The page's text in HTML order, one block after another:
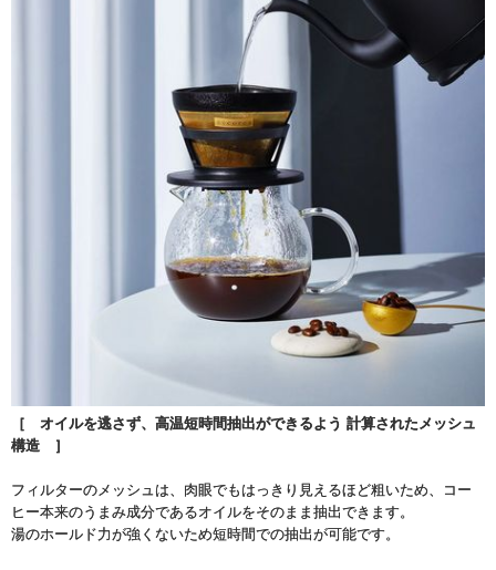
［ オイルを逃さず、高温短時間抽出ができるよう 計算されたメッシュ
構造 ］
フィルターのメッシュは、肉眼でもはっきり見えるほど粗いため、コー
ヒー本来のうまみ成分であるオイルをそのまま抽出できます。
湯のホールド力が強くないため短時間での抽出が可能です。